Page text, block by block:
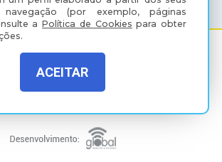
(por exemplo, páginas
aPolítica de Cookies para obter
ACEITAR
73, Vila São Paulo, Araçatuba - SP, CEP: